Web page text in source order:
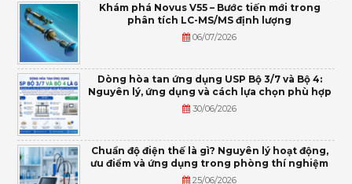
Khám phá Novus V55 – Bước tiến mới trong
phân tích LC-MS/MS định lượng
06/07/2026
Dòng hòa tan ứng dụng USP Bộ 3/7 và Bộ 4:
Nguyên lý, ứng dụng và cách lựa chọn phù hợp
30/06/2026
Chuẩn độ điện thế là gì? Nguyên lý hoạt động,
ưu điểm và ứng dụng trong phòng thí nghiệm
25/06/2026